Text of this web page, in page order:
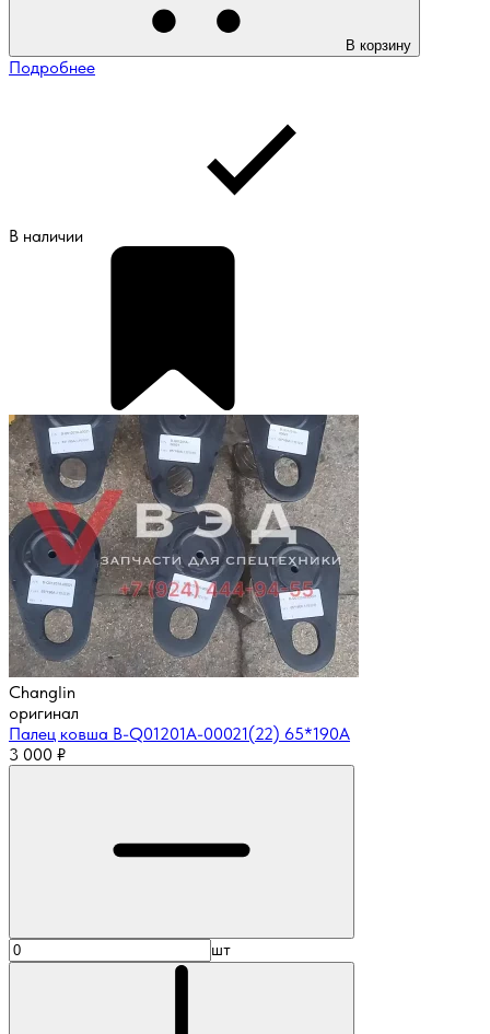
В корзину
Подробнее
В наличии
Changlin
оригинал
Палец ковша B-Q01201A-00021(22) 65*190A
3 000 ₽
шт